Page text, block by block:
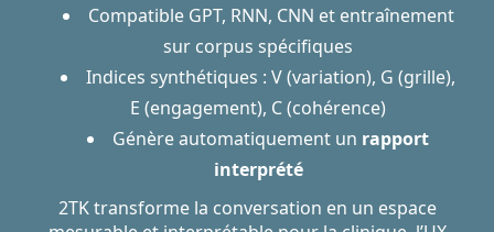
Compatible GPT, RNN, CNN et entraînement
sur corpus spécifiques
Indices synthétiques : V (variation), G (grille),
E (engagement), C (cohérence)
Génère automatiquement un rapport
interprété
2TK transforme la conversation en un espace